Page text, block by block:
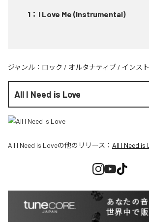
1 ： I Love Me (Instrumental)
ジャンル： ロック / オルタナティブ / インス
All I Need is Love
All I Need is Loveの他のリリース： All I Need is